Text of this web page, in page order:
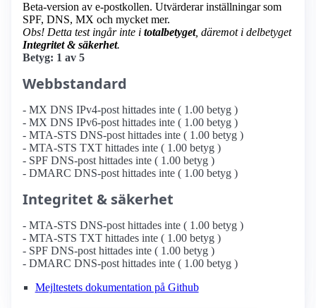
Beta-version av e-postkollen. Utvärderar inställningar som
SPF, DNS, MX och mycket mer.
Obs! Detta test ingår inte i totalbetyget, däremot i delbetyget
Integritet & säkerhet.
Betyg: 1 av 5
Webbstandard
- MX DNS IPv4-post hittades inte ( 1.00 betyg )
- MX DNS IPv6-post hittades inte ( 1.00 betyg )
- MTA-STS DNS-post hittades inte ( 1.00 betyg )
- MTA-STS TXT hittades inte ( 1.00 betyg )
- SPF DNS-post hittades inte ( 1.00 betyg )
- DMARC DNS-post hittades inte ( 1.00 betyg )
Integritet & säkerhet
- MTA-STS DNS-post hittades inte ( 1.00 betyg )
- MTA-STS TXT hittades inte ( 1.00 betyg )
- SPF DNS-post hittades inte ( 1.00 betyg )
- DMARC DNS-post hittades inte ( 1.00 betyg )
Mejltestets dokumentation på Github